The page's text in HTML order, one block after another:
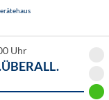
Uhr